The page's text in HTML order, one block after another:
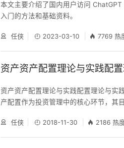
本文主要介绍了国内用户访问
入门的方法和基础资料。
任侠 2023-03-10 7769 热
资产资产配置理论与实践配
资产资产配置理论与实践配置理论与实
产配置作为投资管理中的核心环节，其
答案： B 2 . 战术资产配置，通常以（
上的再配置。 A.1个月，1年 B.3个月,1
任侠 2018-11-30 2186 热